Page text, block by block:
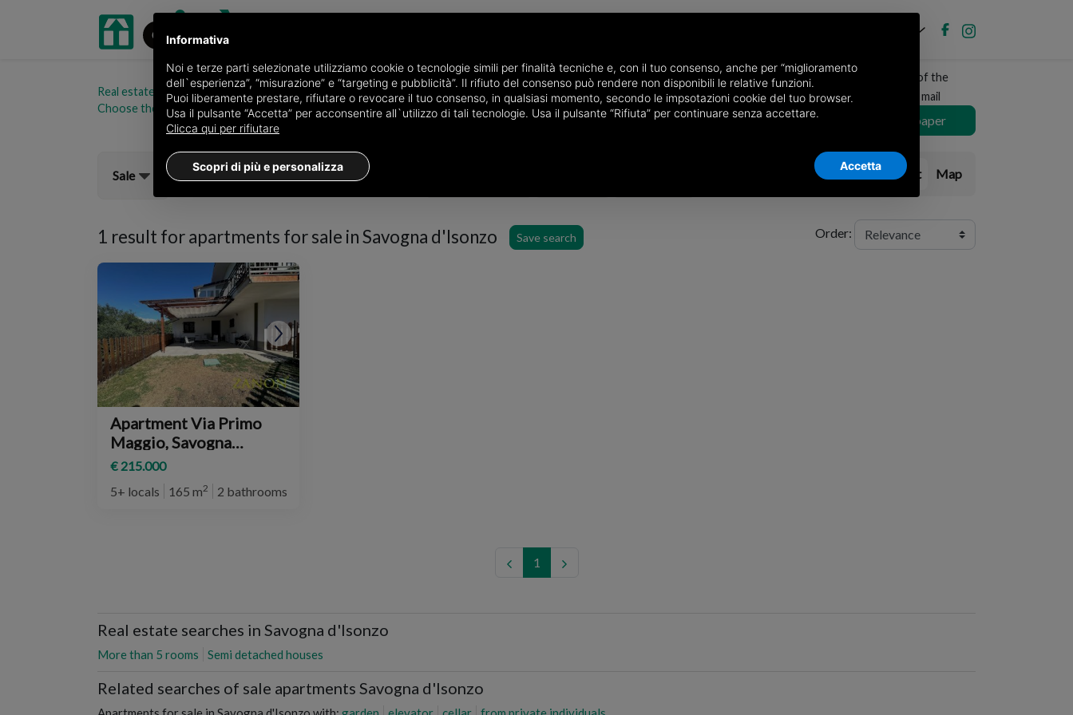
Real estate portal oikia.it Apartments for sale in the province of Gorizia
Apartments for sale in Savogna d'Isonzo
Choose the area
Receive a copy of the
newspaper by mail
Choose newspaper
Sale List Map
1 result forapartments for sale in Savogna d'Isonzo Save search Order:
Apartment Via Primo
Maggio, Savogna
d'Isonzo
€ 215.000
5+ locals
165 m2 2 bathrooms
1
Real estate searches in Savogna d'Isonzo
More than 5 rooms Semi detached houses
Related searches of sale apartments Savogna d'Isonzo
Informativa
Noi e terze parti selezionate utilizziamo cookie o tecnologie simili per finalità tecniche e, con il tuo consenso, anche per “miglioramento
dell`esperienza”, “misurazione” e “targeting e pubblicità”. Il rifiuto del consenso può rendere non disponibili le relative funzioni.
Puoi liberamente prestare, rifiutare o revocare il tuo consenso, in qualsiasi momento, secondo le impsotazioni cookie del tuo browser.
Usa il pulsante “Accetta” per acconsentire all`utilizzo di tali tecnologie. Usa il pulsante “Rifiuta” per continuare senza accettare.
Clicca qui per rifiutare
Scopri di più e personalizza Accetta